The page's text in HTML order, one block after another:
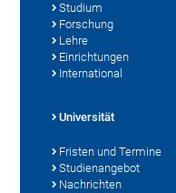
Studium
Forschung
Lehre
Einrichtungen
International
Universität
Fristen und Termine
Studienangebot
Nachrichten